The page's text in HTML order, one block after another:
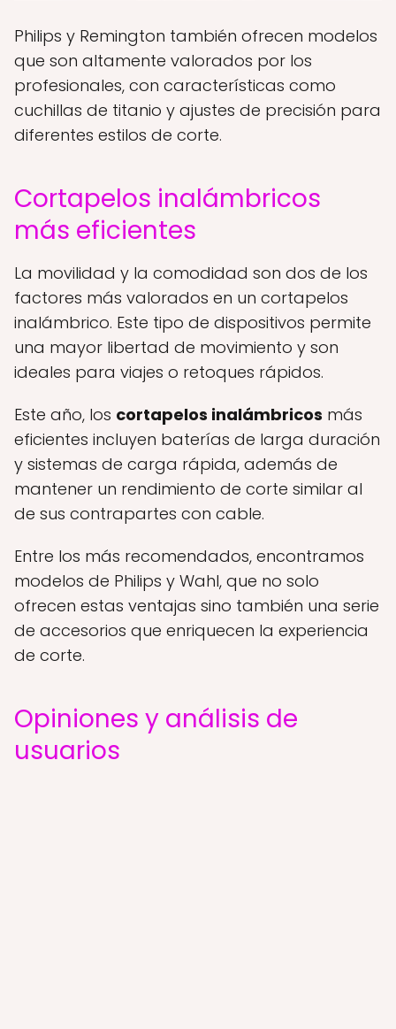
Philips y Remington también ofrecen modelos
que son altamente valorados por los
profesionales, con características como
cuchillas de titanio y ajustes de precisión para
diferentes estilos de corte.
Cortapelos inalámbricos
más eficientes
La movilidad y la comodidad son dos de los
factores más valorados en un cortapelos
inalámbrico. Este tipo de dispositivos permite
una mayor libertad de movimiento y son
ideales para viajes o retoques rápidos.
Este año, los cortapelos inalámbricos más
eficientes incluyen baterías de larga duración
y sistemas de carga rápida, además de
mantener un rendimiento de corte similar al
de sus contrapartes con cable.
Entre los más recomendados, encontramos
modelos de Philips y Wahl, que no solo
ofrecen estas ventajas sino también una serie
de accesorios que enriquecen la experiencia
de corte.
Opiniones y análisis de
usuarios